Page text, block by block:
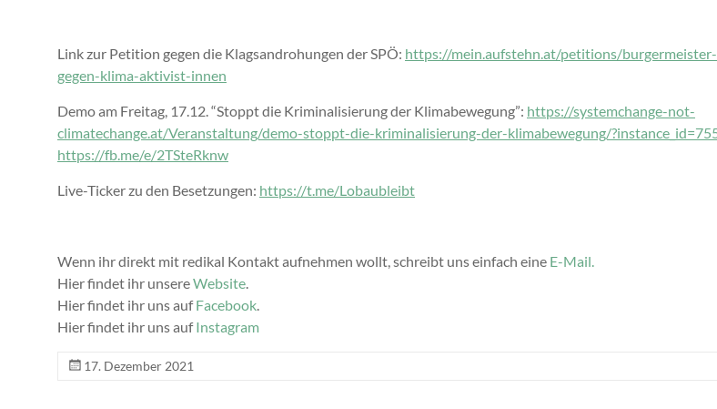
Link zur Petition gegen die Klagsandrohungen der SPÖ: https://mein.aufstehn.at/petitions/
gegen-klima-aktivist-innen
Demo am Freitag, 17.12. “Stoppt die Kriminalisierung der Klimabewegung”: https://systemchange-not-
climatechange.at/Veranstaltung/demo-stoppt-die-kriminalisierung-der-klimabewegung/
https://fb.me/e/2TSteRknw
Live-Ticker zu den Besetzungen: https://t.me/Lobaubleibt
Wenn ihr direkt mit redikal Kontakt aufnehmen wollt, schreibt uns einfach eine E-Mail.
Hier findet ihr unsereWebsite
Hier findet ihr uns aufFacebook
Hier findet ihr uns aufInstagram
17. Dezember 2021